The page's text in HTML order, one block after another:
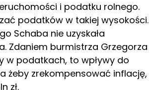
i podatku rolnego.
podatków w takiej wysokości.
Schaba nie uzyskała
Zdaniem burmistrza Grzegorza
w podatkach, to wpływy do
żeby zrekompensować inflację,
zł.